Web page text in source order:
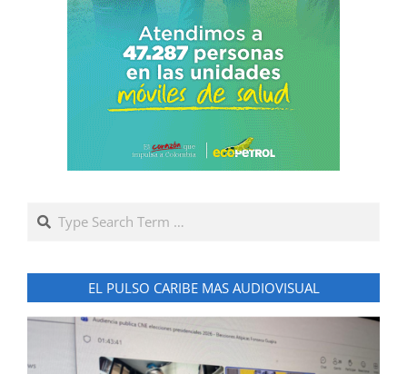
Search
EL PULSO CARIBE MAS AUDIOVISUAL